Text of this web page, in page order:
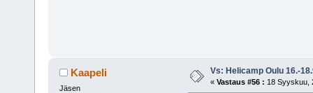
Kaapeli
Jäsen
Vs: Helicamp Oulu 16.-
« Vastaus #56 : 18 Syyskuu,